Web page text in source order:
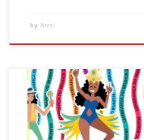
by Areti
Κύκλος μηνιαίων επιμορφωτικών
Για ενήλικες, παιδαγωγούς και
12.00-16.00 Στο Dansarte, Καρόλου 1